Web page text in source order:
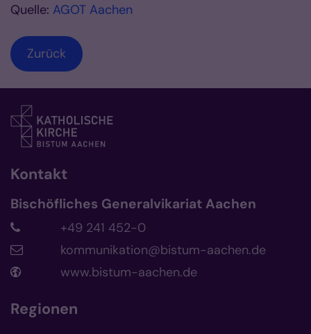
Quelle: AGOT Aachen
Zurück
Kontakt
Bischöfliches Generalvikariat Aachen
+49 241 452-0
kommunikation@bistum-aachen.de
www.bistum-aachen.de
Regionen